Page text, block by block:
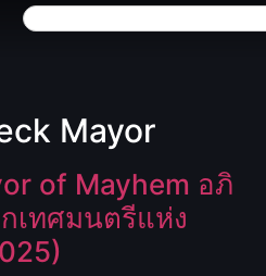
Mayor
of Mayhem อภิ
เทศมนตรีแห่ง